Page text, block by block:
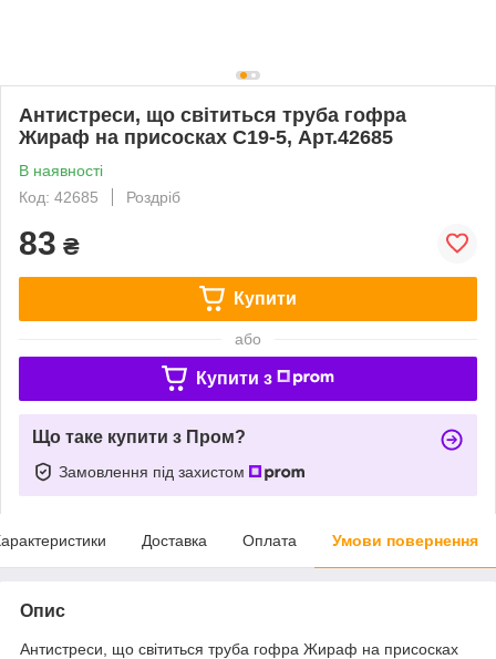
Антистреси, що світиться труба гофра
Жираф на присосках С19-5, Арт.42685
В наявності
Код: 42685
Роздріб
83 ₴
Купити
або
Купити з
Що таке купити з Пром?
Замовлення під захистом
Доставка Оплата Умови повернення
Опис
Антистреси, що світиться труба гофра Жираф на присосках